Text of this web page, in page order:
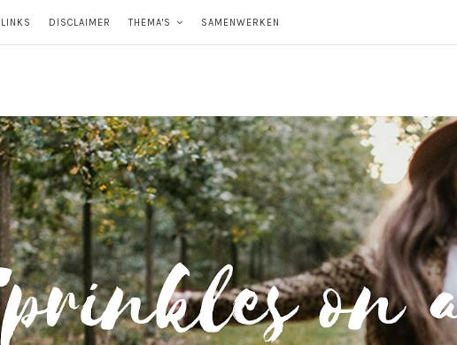
LINKS DISCLAIMER THEMA'S SAMENWERKEN